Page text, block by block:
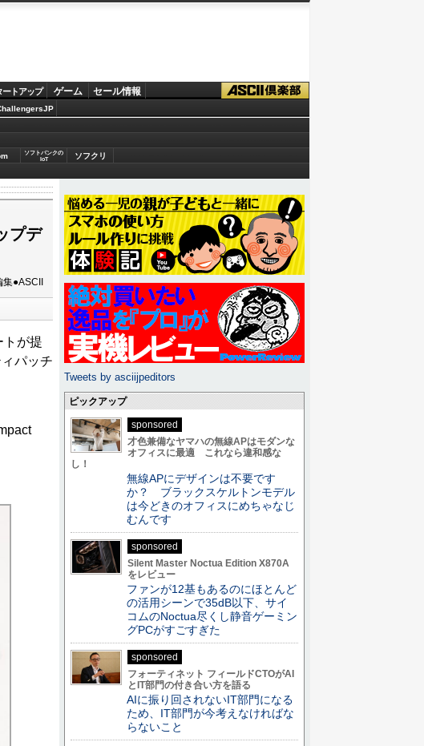
ートアップ ゲーム セール情報
ソフトバンクの
IoT
ソフクリ
プデ
●ASCII
が提
パッチ
Tweets by asciijpeditors
ピックアップ
sponsored
才色兼備なヤマハの無線APはモダンな
オフィスに最適 これなら違和感な
し！
無線APにデザインは不要です
か？ ブラックスケルトンモデル
は今どきのオフィスにめちゃなじ
むんです
sponsored
Silent Master Noctua Edition X870A
をレビュー
ファンが12基もあるのにほとんど
の活用シーンで35dB以下、サイ
コムのNoctua尽くし静音ゲーミン
グPCがすごすぎた
sponsored
フォーティネット フィールドCTOがAI
とIT部門の付き合い方を語る
AIに振り回されないIT部門になる
ため、IT部門が今考えなければな
らないこと